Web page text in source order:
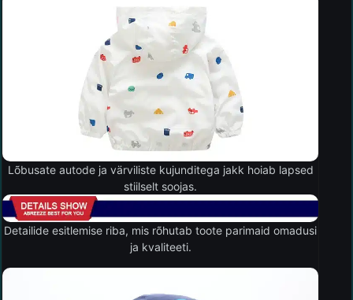
Lõbusate autode ja värviliste kujunditega jakk hoiab lapsed
stiilselt soojas.
Detailide esitlemise riba, mis rõhutab toote parimaid omadusi
ja kvaliteeti.